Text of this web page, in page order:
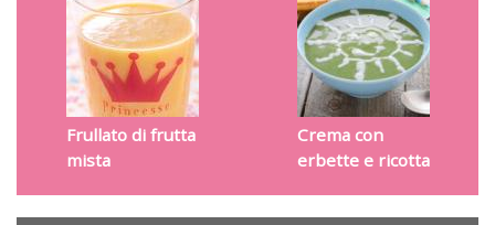
Frullato di frutta
mista
Crema con
erbette e ricotta